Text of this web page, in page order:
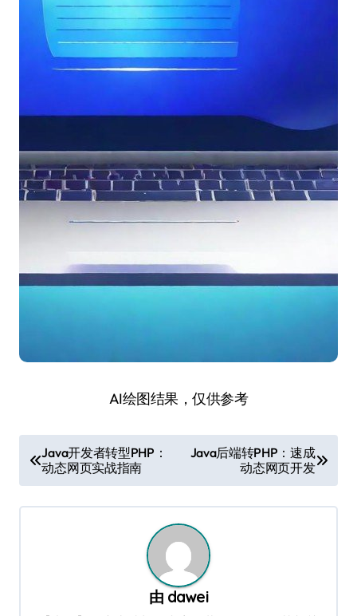
AI绘图结果，仅供参考
章
导
Java开发者转型PHP：
动态网页实战指南
Java后端转PHP：速成
动态网页开发
由 dawei